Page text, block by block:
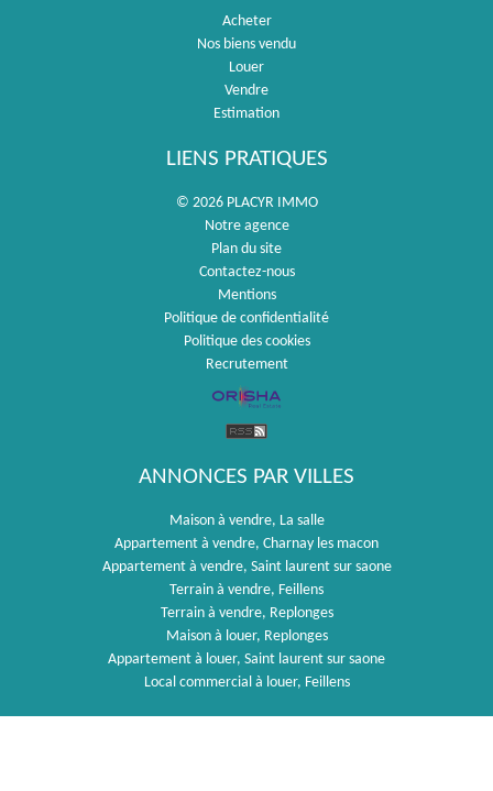
Acheter
Nos biens vendu
Louer
Vendre
Estimation
LIENS PRATIQUES
© 2026 PLACYR IMMO
Notre agence
Plan du site
Contactez-nous
Mentions
Politique de confidentialité
Politique des cookies
Recrutement
ANNONCES PAR VILLES
Maison à vendre, La salle
Appartement à vendre, Charnay les macon
Appartement à vendre, Saint laurent sur saone
Terrain à vendre, Feillens
Terrain à vendre, Replonges
Maison à louer, Replonges
Appartement à louer, Saint laurent sur saone
Local commercial à louer, Feillens